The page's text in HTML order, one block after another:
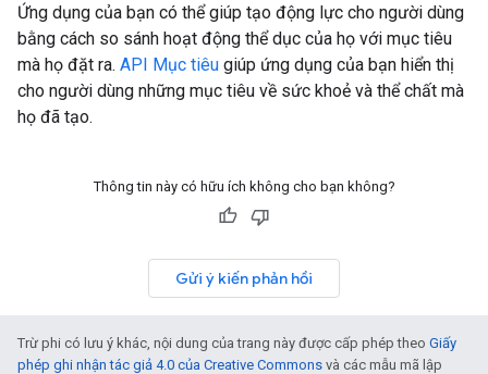
Ứng dụng của bạn có thể giúp tạo động lực cho người dùng
bằng cách so sánh hoạt động thể dục của họ với mục tiêu
mà họ đặt ra. API Mục tiêu giúp ứng dụng của bạn hiển thị
cho người dùng những mục tiêu về sức khoẻ và thể chất mà
họ đã tạo.
Thông tin này có hữu ích không cho bạn không?
Gửi ý kiến phản hồi
Trừ phi có lưu ý khác, nội dung của trang này được cấp phép theo Giấy
phép ghi nhận tác giả 4.0 của Creative Commons và các mẫu mã lập